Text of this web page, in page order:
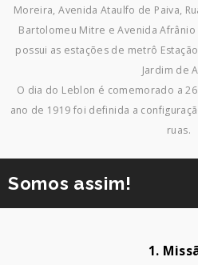
Moreira, Avenida Ataulfo de Paiva,
Bartolomeu Mitre e Avenida
possui as estações de metrô
Jardim de
O dia do Leblon é comemorado a
ano de 1919 foi definida a
ruas.
Somos assim!
1.